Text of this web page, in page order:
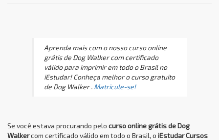
Aprenda mais com o nosso curso online
grátis de Dog Walker com certificado
válido para imprimir em todo o Brasil no
iEstudar! Conheça melhor o curso gratuito
de Dog Walker . Matricule-se!
Se você estava procurando pelo curso online grátis de Dog
Walkercom certificado válido em todo o Brasil, o iEstudar Cursos